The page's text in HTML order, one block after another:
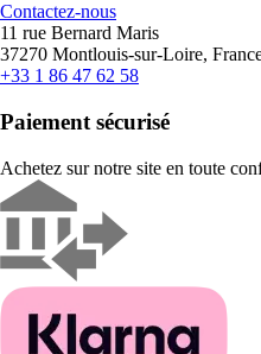
Contactez-nous
11 rue Bernard Maris
37270 Montlouis-sur-Loire,
+33 1 86 47 62 58
Paiement sécurisé
Achetez sur notre site en toute